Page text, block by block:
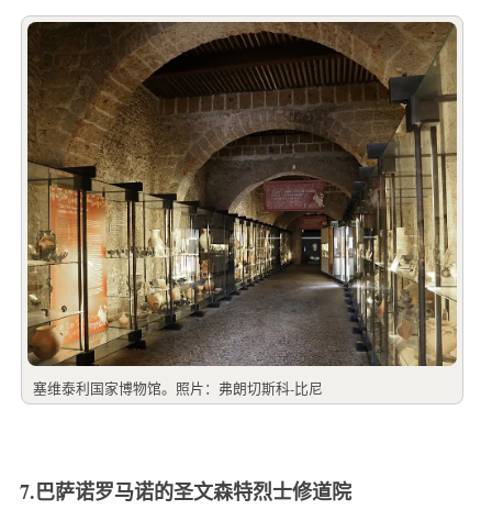
塞维泰利国家博物馆。照片：弗朗切斯科-比尼
7.巴萨诺罗马诺的圣文森特烈士修道院